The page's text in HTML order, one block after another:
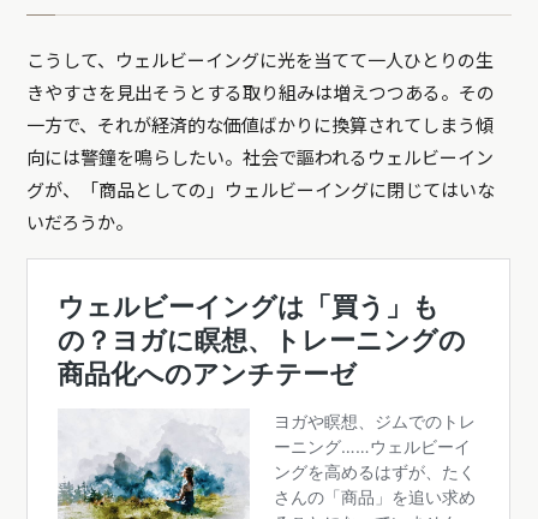
こうして、ウェルビーイングに光を当てて一人ひとりの生
きやすさを見出そうとする取り組みは増えつつある。その
一方で、それが経済的な価値ばかりに換算されてしまう傾
向には警鐘を鳴らしたい。社会で謳われるウェルビーイン
グが、「商品としての」ウェルビーイングに閉じてはいな
いだろうか。